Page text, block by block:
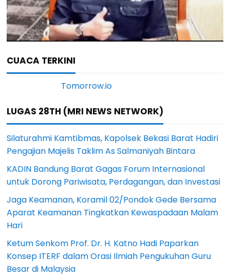
CUACA TERKINI
LUGAS 28TH (MRI NEWS NETWORK)
Silaturahmi Kamtibmas, Kapolsek Bekasi Barat Hadiri
Pengajian Majelis Taklim As Salmaniyah Bintara
KADIN Bandung Barat Gagas Forum Internasional
untuk Dorong Pariwisata, Perdagangan, dan Investasi
Jaga Keamanan, Koramil 02/Pondok Gede Bersama
Aparat Keamanan Tingkatkan Kewaspadaan Malam
Hari
Ketum Senkom Prof. Dr. H. Katno Hadi Paparkan
Konsep ITERF dalam Orasi Ilmiah Pengukuhan Guru
Besar di Malaysia